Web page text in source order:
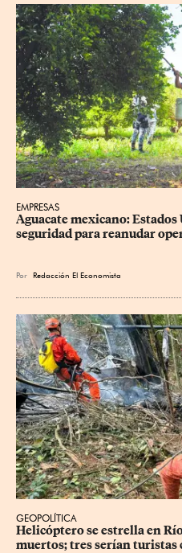
EMPRESAS
Aguacate mexicano: Estados
seguridad para reanudar
Por Redacción El Economista
GEOPOLÍTICA
Helicóptero se estrella en
muertos; tres serían turistas